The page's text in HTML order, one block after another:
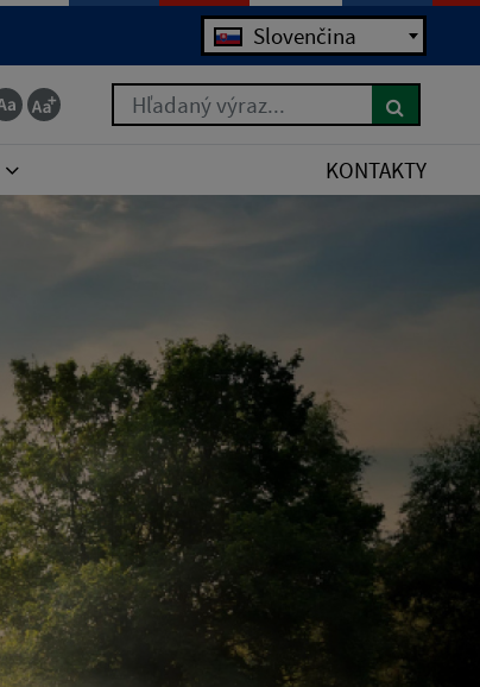
Jazyk Slovenčina
Hľadaný výraz...
KONTAKTY